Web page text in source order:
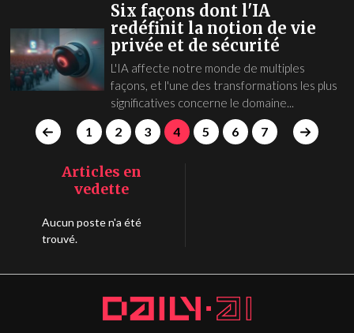
Six façons dont l'IA
redéfinit la notion de vie
privée et de sécurité
L'IA affecte notre monde de multiples
façons, et l'une des transformations les plus
significatives concerne le domaine...
1 2 3 4 5 6 7
Articles en
vedette
Aucun poste n'a été
trouvé.